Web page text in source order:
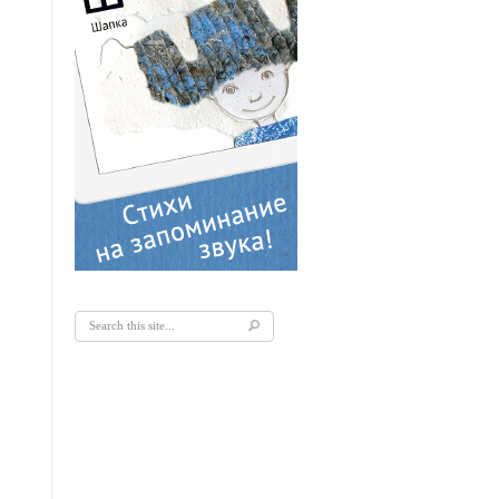
Форма поиска